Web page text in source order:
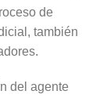
de
también
del agente